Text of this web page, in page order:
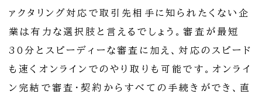
ァクタリング対応で取引先相手に知られたくない企
業は有力な選択肢と言えるでしょう。審査が最短
30分とスピーディーな審査に加え、対応のスピード
も速くオンラインでのやり取りも可能です。オンライ
ン完結で審査・契約からすべての手続きができ、直